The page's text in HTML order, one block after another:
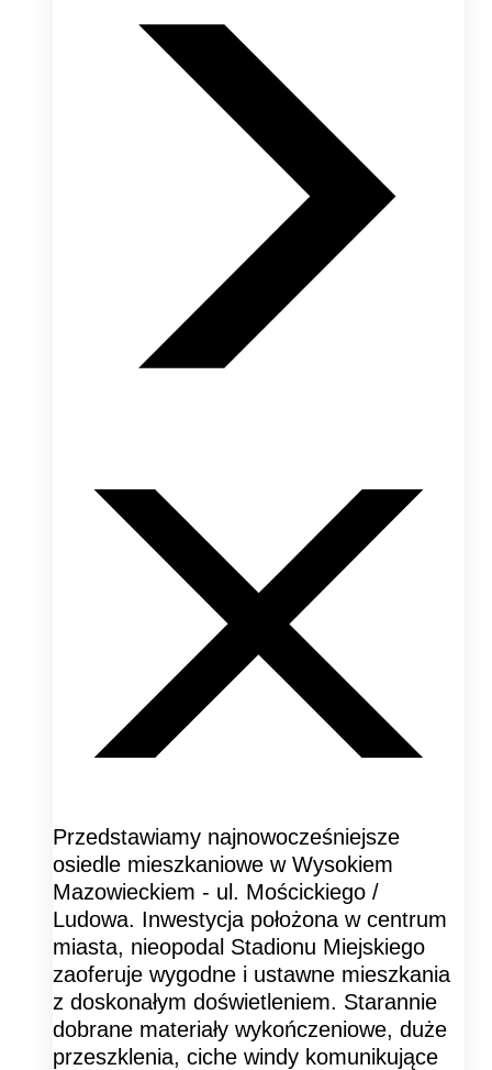
Przedstawiamy najnowocześniejsze
osiedle mieszkaniowe w Wysokiem
Mazowieckiem - ul. Mościckiego /
Ludowa. Inwestycja położona w centrum
miasta, nieopodal Stadionu Miejskiego
zaoferuje wygodne i ustawne mieszkania
z doskonałym doświetleniem. Starannie
dobrane materiały wykończeniowe, duże
przeszklenia, ciche windy komunikujące